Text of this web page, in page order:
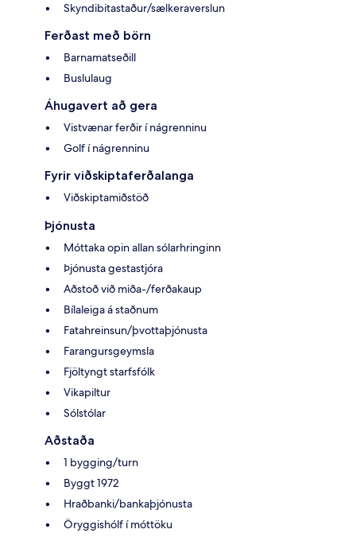
Skyndibitastaður/sælkeraverslun
Ferðast með börn
Barnamatseðill
Buslulaug
Áhugavert að gera
Vistvænar ferðir í nágrenninu
Golf í nágrenninu
Fyrir viðskiptaferðalanga
Viðskiptamiðstöð
Þjónusta
Móttaka opin allan sólarhringinn
Þjónusta gestastjóra
Aðstoð við miða-/ferðakaup
Bílaleiga á staðnum
Fatahreinsun/þvottaþjónusta
Farangursgeymsla
Fjöltyngt starfsfólk
Vikapiltur
Sólstólar
Aðstaða
1 bygging/turn
Byggt 1972
Hraðbanki/bankaþjónusta
Öryggishólf í móttöku